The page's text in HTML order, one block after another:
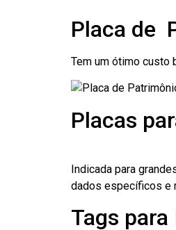
Placa de
Tem um ótimo custo
Placas
Indicada para
dados específicos e
Tags